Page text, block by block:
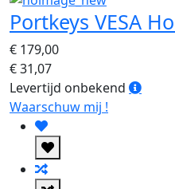
Portkeys VESA
€ 179,00
€ 31,07
Levertijd onbekend
Waarschuw mij !